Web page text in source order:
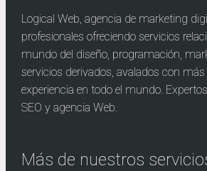
Logical Web, agencia de marketing
profesionales ofreciendo servicios
mundo del diseño, programación,
servicios derivados, avalados con
experiencia en todo el mundo.
SEO y agencia Web.
Más de nuestros